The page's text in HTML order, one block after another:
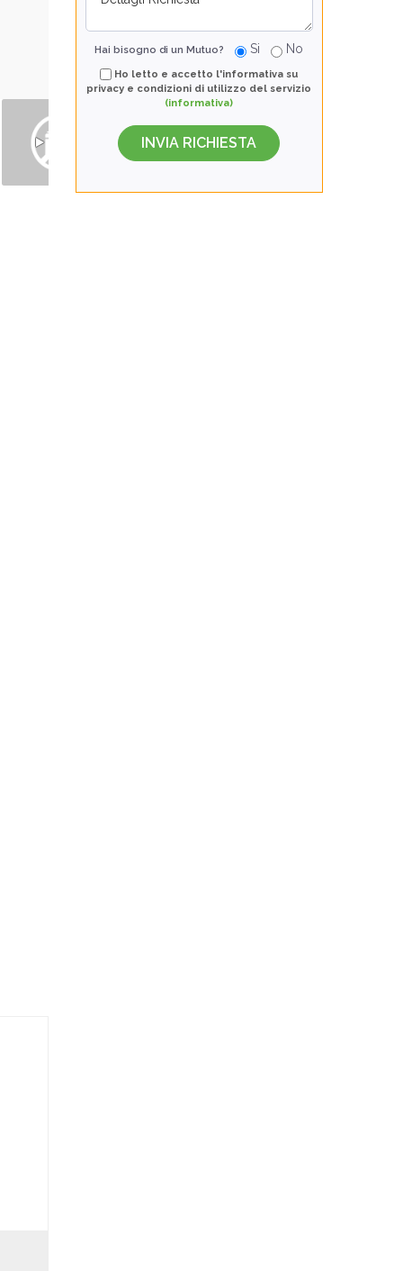
Hai bisogno di un Mutuo? Si No
Ho letto e accetto l'informativa su
privacy e condizioni di utilizzo del servizio
(informativa)